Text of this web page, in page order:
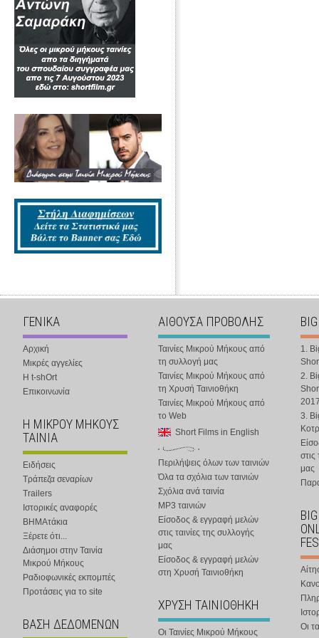
ΓΕΝΙΚΑ
Αρχική
Μικρές αγγελίες
Η t-shOrt
Επικοινωνία
Η ΜΙΚΡΟΥ ΜΗΚΟΥΣ
ΤΑΙΝΙΑ
Ειδήσεις
Τράπεζα σεναρίων
Trailers
Ιστορικές αναφορές
ΒΗΜΑτάκια
Ξέρετε ότι...
Διάσημοι στην Ταινία
Μικρού Μήκους
Ραδιοφωνικές εκπομπές
Προτάσεις για το site
ΒΑΣΗ ΔΕΔΟΜΕΝΩΝ
ΑΙΘΟΥΣΑ ΠΡΟΒΟΛΗΣ
Ταινίες Μικρού Μήκους από
τη συλλογή μας
Ταινίες Μικρού Μήκους από
τη Χρυσή Ταινιοθήκη
Ταινίες Μικρού Μήκους από
το Web
Short Films in English
Περιλήψεις όλων των ταινιών
Όλα τα σχόλια των ταινιών
Σχόλια ανά ταινία
MP3 ταινιών
Είσοδος & εγγραφή μελών
στις ταινίες της συλλογής
μας
Είσοδος & εγγραφή μελών
στη Χρυσή Ταινιοθήκη
ΧΡΥΣΗ ΤΑΙΝΙΟΘΗΚΗ
Οι Ταινίες Μικρού Μήκους
1.
2.
3.
στις
μας
Οι